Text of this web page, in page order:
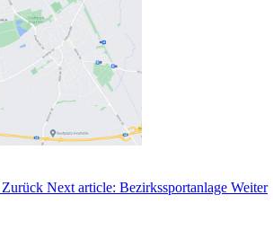
Zurück Next article: Bezirkssportanlage Weiter